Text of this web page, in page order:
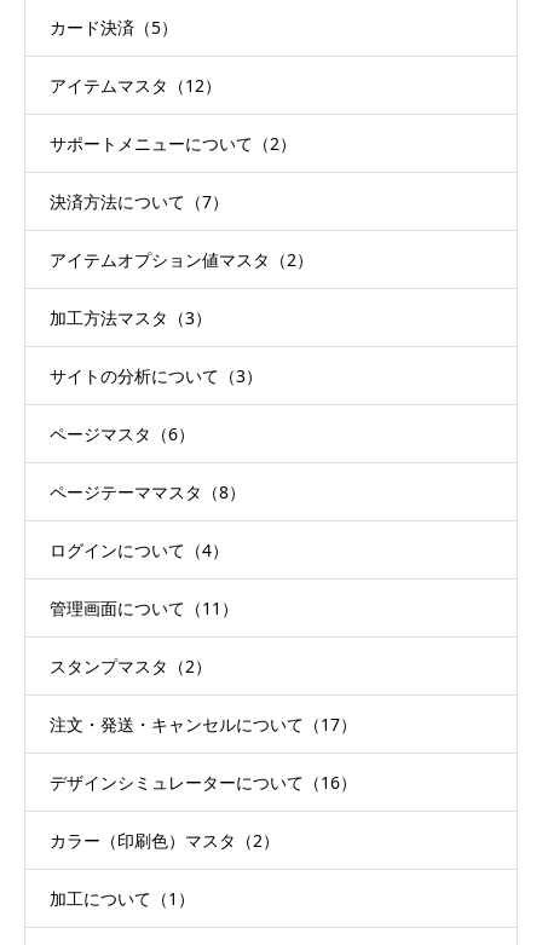
カード決済（5）
アイテムマスタ（12）
サポートメニューについて（2）
決済方法について（7）
アイテムオプション値マスタ（2）
加工方法マスタ（3）
サイトの分析について（3）
ページマスタ（6）
ページテーママスタ（8）
ログインについて（4）
管理画面について（11）
スタンプマスタ（2）
注文・発送・キャンセルについて（17）
デザインシミュレーターについて（16）
カラー（印刷色）マスタ（2）
加工について（1）